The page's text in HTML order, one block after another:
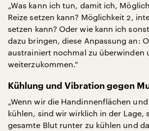
„Was kann ich tun, damit ich,
Reize setzen kann? Möglichkeit 2,
setzen kann? Oder wie kann ich
dazu bringen, diese Anpassung an:
austrainiert nochmal zu überwinden
weiterzukommen.“
Kühlung und Vibration gegen
„Wenn wir die Handinnenflächen
kühlen, sind wir wirklich in der Lage,
gesamte Blut runter zu kühlen und